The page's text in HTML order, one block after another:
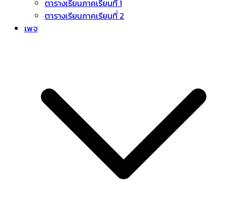
ตารางเรียนภาคเรียนที่ 1
ตารางเรียนภาคเรียนที่ 2
เพจ